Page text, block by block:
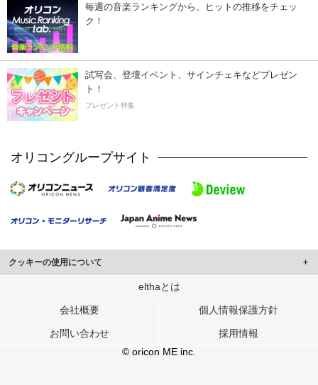
毎週の音楽ランキングから、ヒットの推移をチェッ
ク！
試写会、登壇イベント、サインチェキなどプレゼン
ト！
プレゼント特集
オリコングループサイト
クッキーの使用について
このサイトでは Cookie を使用して、ユーザーに合わせたコンテンツや広告の
行っています。
メディアや広告配信、データ解析の各パートナーに提供しています。
各パートナーは、この情報とユーザーが各パートナーに提供した他の情報や、
ユーザーが各パートナーのサービスを使用したときに収集した他の情報を組み
elthaとは
会社概要 個人情報保護方針
お問い合わせ
採用情報
© oricon ME inc.